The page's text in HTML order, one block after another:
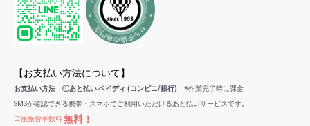
【お支払い方法について】
お支払い方法 ①あと払い ペイディ (コンビニ/銀行) ※作業完了時に課金
SMSが確認できる携帯・スマホでご利用いただけるあと払いサービスです。
口座振替手数料無料！